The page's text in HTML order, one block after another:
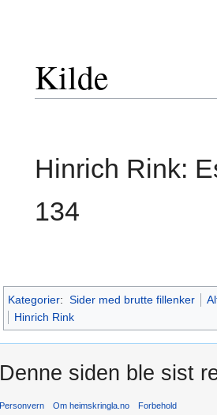
Kilde
Hinrich Rink:
134
Kategorier: Sider med brutte fillenker
Hinrich Rink
Denne siden ble sist
Personvern Om heimskringla.no Forbehold